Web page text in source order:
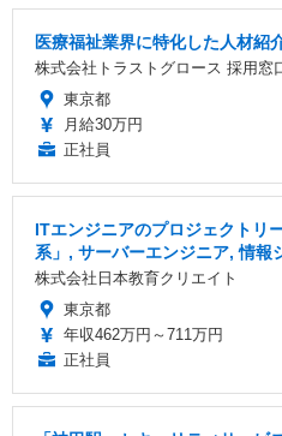
医療福祉業界に特化した人材紹
株式会社トラストグロース 採用窓
東京都
月給30万円
正社員
ITエンジニアのプロジェクトリ
系」, サーバーエンジニア, 情報
株式会社日本教育クリエイト
東京都
年収462万円～711万円
正社員